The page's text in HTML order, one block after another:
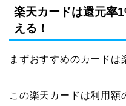
楽天カードは還元率
える！
まずおすすめのカードは
この楽天カードは利用額